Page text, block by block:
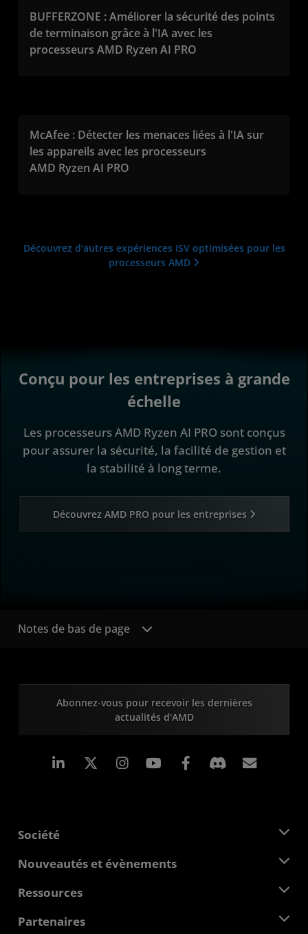
BUFFERZONE : Améliorer la sécurité des points
de terminaison grâce à l'IA avec les
processeurs AMD Ryzen AI PRO
McAfee : Détecter les menaces liées à l'IA sur
les appareils avec les processeurs
AMD Ryzen AI PRO
Découvrez d'autres expériences ISV optimisées pour les
processeurs AMD
Conçu pour les entreprises à grande
échelle
Les processeurs AMD Ryzen AI PRO sont conçus
pour assurer la sécurité, la facilité de gestion et
la stabilité à long terme.
Découvrez AMD PRO pour les entreprises
Notes de bas de page
Abonnez-vous pour recevoir les dernières
actualités d'AMD
LinkedIn Instagram Facebook
Société
À propos d'AMD
Responsabilité d'entreprise
Nous contacter
Nouveautés et évènements
Salle de presse
Médiathèque
Ressources
Centre pour les développeurs
Partenaires